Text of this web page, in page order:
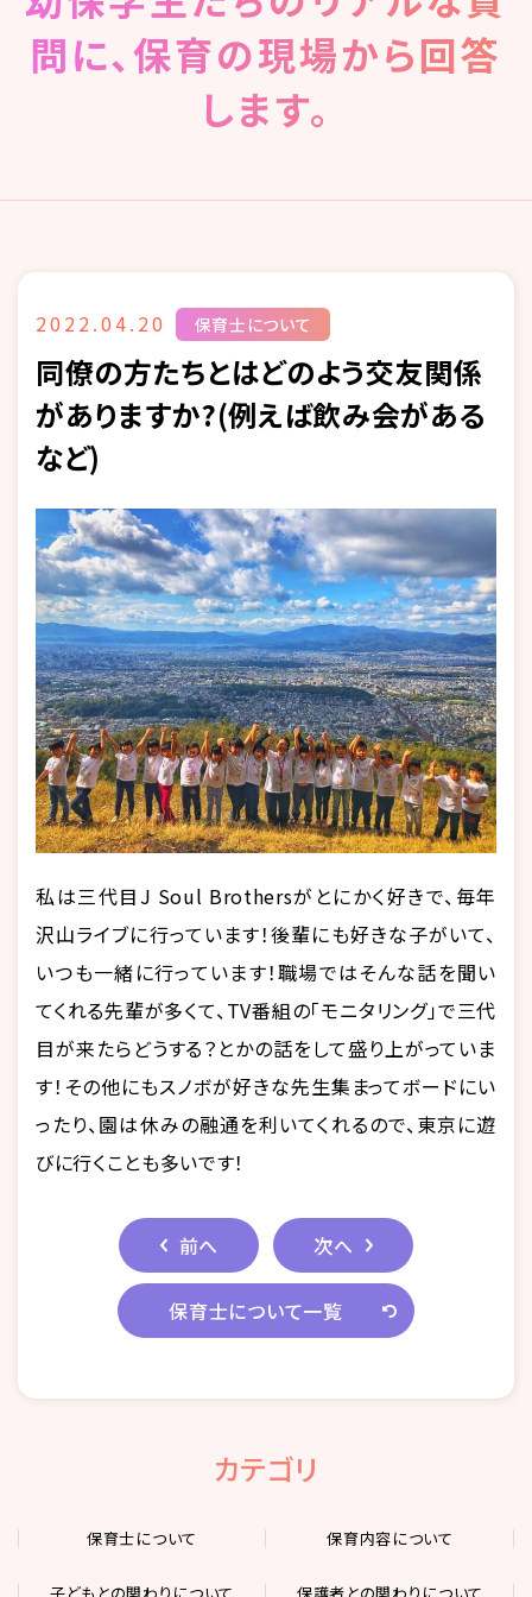
問に、保育の現場から回答
します。
2022.04.20 保育士について
同僚の方たちとはどのよう交友関係
がありますか?(例えば飲み会がある
など)
私は三代目J Soul Brothersがとにかく好きで、毎年
沢山ライブに行っています！後輩にも好きな子がいて、
いつも一緒に行っています！職場ではそんな話を聞い
てくれる先輩が多くて、TV番組の「モニタリング」で三代
目が来たらどうする？とかの話をして盛り上がっていま
す！その他にもスノボが好きな先生集まってボードにい
ったり、園は休みの融通を利いてくれるので、東京に遊
びに行くことも多いです！
前へ
保育士について一覧
次へ
カテゴリ
保育士について 保育内容について